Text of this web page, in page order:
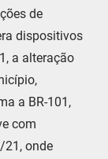
de
dispositivos
a alteração
a BR-101,
com
21, onde